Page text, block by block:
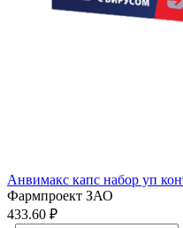
Анвимакс капс набор уп
Фармпроект ЗАО
433.60 ₽